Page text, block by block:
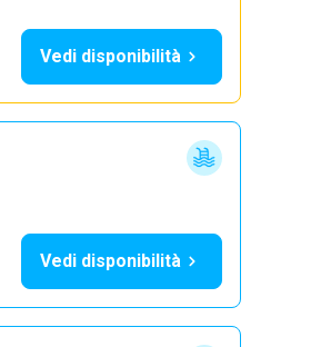
Vedi disponibilità
Vedi disponibilità